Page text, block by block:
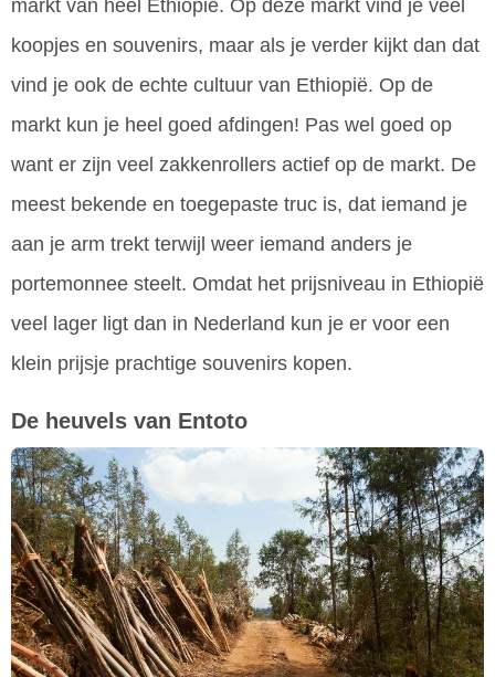
markt van heel Ethiopië. Op deze markt vind je veel
koopjes en souvenirs, maar als je verder kijkt dan dat
vind je ook de echte cultuur van Ethiopië. Op de
markt kun je heel goed afdingen! Pas wel goed op
want er zijn veel zakkenrollers actief op de markt. De
meest bekende en toegepaste truc is, dat iemand je
aan je arm trekt terwijl weer iemand anders je
portemonnee steelt. Omdat het prijsniveau in Ethiopië
veel lager ligt dan in Nederland kun je er voor een
klein prijsje prachtige souvenirs kopen.
De heuvels van Entoto